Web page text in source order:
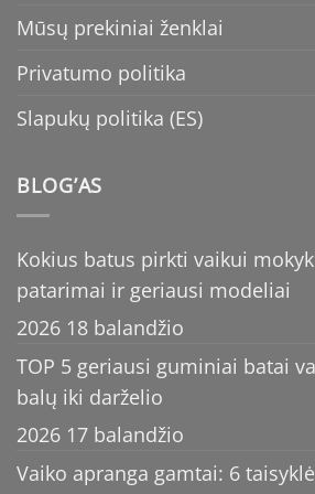
Mūsų prekiniai ženklai
Privatumo politika
Slapukų politika (ES)
BLOG’AS
Kokius batus pirkti vaikui
patarimai ir geriausi modeliai
2026 18 balandžio
TOP 5 geriausi guminiai batai
balų iki darželio
2026 17 balandžio
Vaiko apranga gamtai: 6